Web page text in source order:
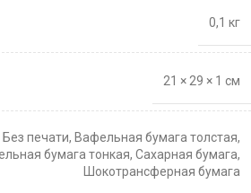
0,1 кг
21 × 29 × 1 см
Без печати, Вафельная бумага толстая,
бумага тонкая, Сахарная бумага,
Шокотрансферная бумага